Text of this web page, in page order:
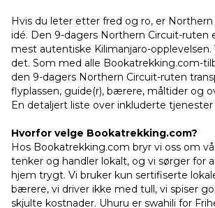
Hvis du leter etter fred og ro, er
idé. Den 9-dagers Northern Circuit-ruten
mest autentiske Kilimanjaro-opplevelsen.
det. Som med alle Bookatrekking.com-
den 9-dagers Northern Circuit-ruten
flyplassen, guide(r), bærere, måltider og
En detaljert liste over inkluderte
Hvorfor velge Bookatrekking.com?
Hos Bookatrekking.com bryr vi oss om
tenker og handler lokalt, og vi sørger for
hjem trygt. Vi bruker kun sertifiserte
bærere, vi driver ikke med tull, vi spiser
skjulte kostnader. Uhuru er swahili for